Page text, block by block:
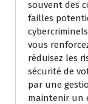
souvent des
failles
vous
réduisez les
sécurité de
par une
maintenir un